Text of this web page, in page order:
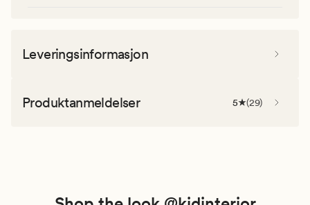
Leveringsinformasjon
Produktanmeldelser 5 (29)